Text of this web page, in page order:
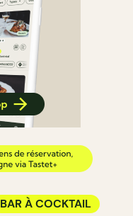
BAR À COCKTAIL